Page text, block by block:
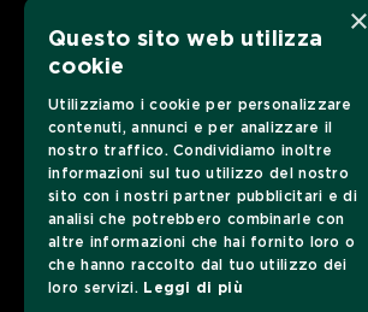
×
Questo sito web utilizza
cookie
Utilizziamo i cookie per personalizzare
contenuti, annunci e per analizzare il
nostro traffico. Condividiamo inoltre
informazioni sul tuo utilizzo del nostro
sito con i nostri partner pubblicitari e di
analisi che potrebbero combinarle con
altre informazioni che hai fornito loro o
che hanno raccolto dal tuo utilizzo dei
loro servizi. Leggi di più